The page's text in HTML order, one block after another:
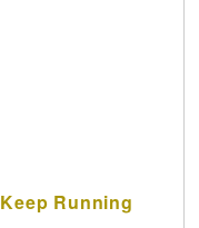
Keep Running